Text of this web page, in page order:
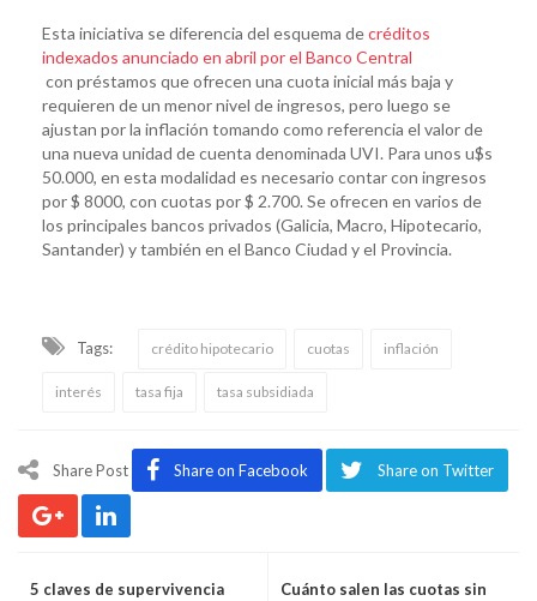
Esta iniciativa se diferencia del esquema decréditos
indexados anunciado en abril por el Banco Central
con préstamos que ofrecen una cuota inicial más baja y
requieren de un menor nivel de ingresos, pero luego se
ajustan por la inflación tomando como referencia el valor de
una nueva unidad de cuenta denominada UVI. Para unos u$s
50.000, en esta modalidad es necesario contar con ingresos
por $ 8000, con cuotas por $ 2.700. Se ofrecen en varios de
los principales bancos privados (Galicia, Macro, Hipotecario,
Santander) y también en el Banco Ciudad y el Provincia.
Tags: crédito hipotecario cuotas inflación
interés tasa fija tasa subsidiada
Share Post Share on Facebook Share on Twitter
5 claves de supervivencia
Cuánto salen las cuotas sin